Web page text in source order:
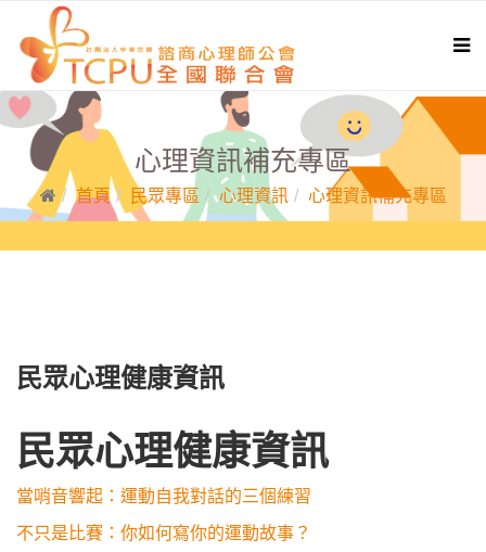
心理資訊補充專區
首頁 民眾專區 心理資訊 心理資訊補充專區
民眾心理健康資訊
民眾心理健康資訊
當哨音響起：運動自我對話的三個練習
不只是比賽：你如何寫你的運動故事？